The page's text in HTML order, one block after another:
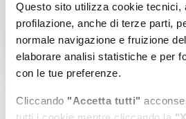
Questo sito utilizza cookie tecnici,
profilazione, anche di terze parti,
normale navigazione e fruizione
elaborare analisi statistiche e per
con le tue preferenze.
Cliccando "Accetta tutti"
Dimensione file: 503.55 KB